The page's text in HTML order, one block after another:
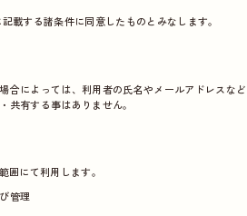
する諸条件に同意したものとみなします。
によっては、利用者の氏名やメールアドレスな
有する事はありません。
囲にて利用します。
管理